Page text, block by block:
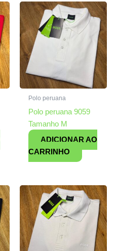
Polo peruana
Polo peruana 9059
Tamanho M
ADICIONAR AO
CARRINHO